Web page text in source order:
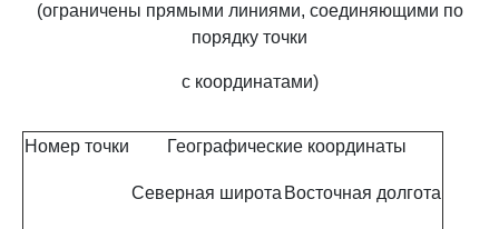
(ограничены прямыми линиями, соединяющими по
порядку точки
с координатами)
Номер точки Географические координаты
Северная широта Восточная долгота